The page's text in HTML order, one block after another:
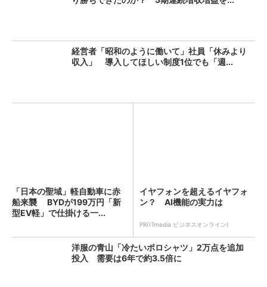
経営者「昭和のように働いて」社員「休みより
収入」 導入してほしい制度1位でも「週...
「日本の聖域」軽自動車に赤
船来襲 BYDが199万円「新
型EV軽」で仕掛ける一...
イヤフォンを超えるイヤフォ
ン？ AI機能の実力は
PR(ITmedia ビジネスオンライン)
洋服の青山「冷たいポロシャツ」2万点を追加
投入 需要は6年で約3.5倍に